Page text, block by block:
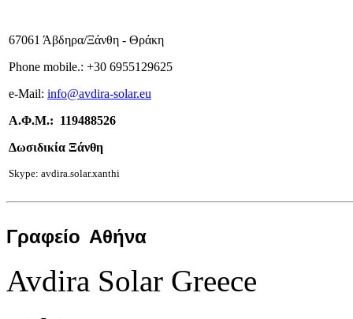
67061 Άβδηρα/Ξάνθη - Θράκη
Phone mobile.: +30 6955129625
e-Mail: info@avdira-solar.eu
Α.Φ.Μ.: 119488526
Δωσιδικία Ξάνθη
Skype: avdira.solar.xanthi
Γραφείο Αθήνα
Avdira Solar Greece